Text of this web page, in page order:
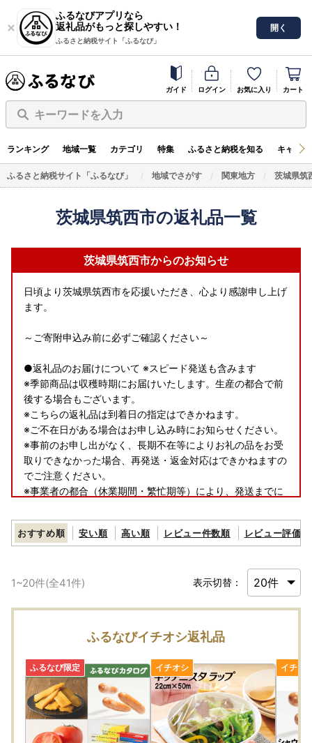
ふるなびアプリなら
返礼品がもっと探しやすい！
ふるさと納税サイト「ふるなび」
開く
ガイド ログイン お気に入り カート
キーワードを入力
ランキング 地域一覧 カテゴリ 特集 ふるさと納税を知る キャン
ふるさと納税サイト「ふるなび」 地域でさがす 関東地方 茨城県筑
茨城県筑西市の返礼品一覧
茨城県筑西市からのお知らせ
日頃より茨城県筑西市を応援いただき、心より感謝申し上げ
ます。
～ご寄附申込み前に必ずご確認ください～
●返礼品のお届けについて ※スピード発送も含みます
※季節商品は収穫時期にお届けいたします。生産の都合で前
後する場合もございます。
※こちらの返礼品は到着日の指定はできかねます。
※ご不在日がある場合はお申し込み時にお知らせください。
※事前のお申し出がなく、長期不在等によりお礼の品をお受
取りできなかった場合、再発送・返金対応はできかねますの
でご注意ください。
※事業者の都合（休業期間・繁忙期等）により、発送までに
ざいます。あらかじめご了承ください。
万全を期して返礼品をお届けしていますが、万が一、不備等
があった場合は返礼品受け取り時に、写真（画像）を添付の
日数が経ったものに関しましては対応いたしかねますので、
また、不備等があった返礼品は食べたり、飲んだり、捨てた
りせず、対応が決まるまで保管をお願いします。
保管されてない場合、代替品での対応等が難しい場合がござ
います。
到着日指定は承ることができません。備考欄に記載しても対
応できかねますのでご了承ください。
おすすめ順 安い順 高い順 レビュー件数順 レビュー評価順
1~20件(全41件) 表示切替：
ふるなびイチオシ返礼品